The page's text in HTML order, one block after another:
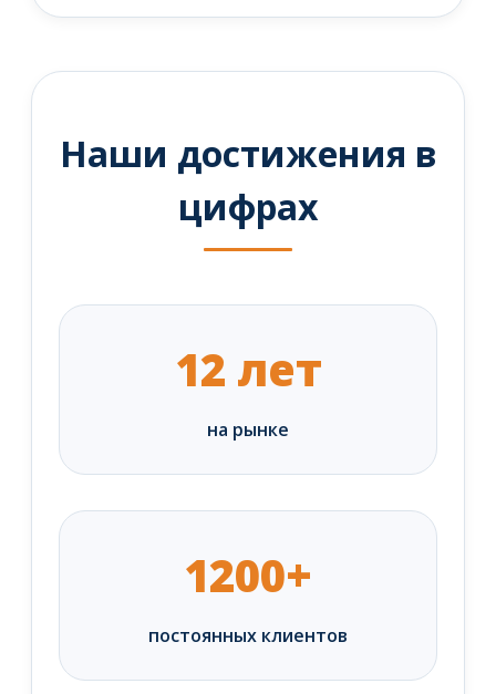
Наши достижения в
цифрах
12 лет
на рынке
1200+
постоянных клиентов